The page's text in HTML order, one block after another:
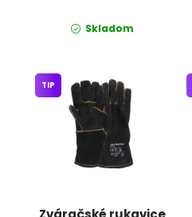
Skladom
TIP